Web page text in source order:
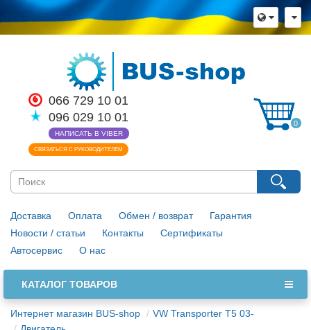
066 729 10 01
096 029 10 01
НАПИСАТЬ В VIBER
СВЯЗАТЬСЯ С РУКОВОДИТЕЛЕМ
0
Доставка Оплата Обмен / возврат
Гарантия
Новости / статьи
Контакты
Сертификаты
Автосервис
О нас
КАТАЛОГ ТОВАРОВ
Интернет магазин BUS-shop
VW Transporter T5 03-